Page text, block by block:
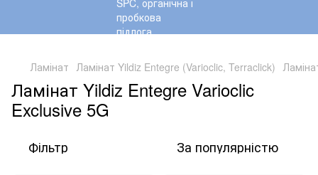
Ламінат Ламінат Yildiz Entegre (Varioclic, Terraclick)
Ламінат Yildiz Entegre Varioclic
Exclusive 5G
Фільтр За популярністю